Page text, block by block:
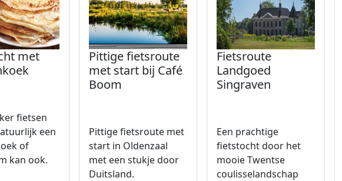
met
fietsen
een
of
kan ook.
Pittige fietsroute
met start bij Café
Boom
Pittige fietsroute met
start in Oldenzaal
met een stukje door
Duitsland.
Fietsroute
Landgoed
Singraven
Een prachtige
fietstocht door het
mooie Twentse
coulisselandschap